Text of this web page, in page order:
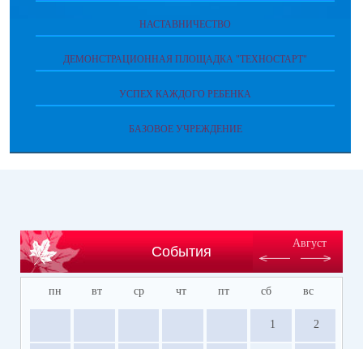
НАСТАВНИЧЕСТВО
ДЕМОНСТРАЦИОННАЯ ПЛОЩАДКА "ТЕХНОСТАРТ"
УСПЕХ КАЖДОГО РЕБЕНКА
БАЗОВОЕ УЧРЕЖДЕНИЕ
События
Август
пн вт ср чт пт сб вс
1 2